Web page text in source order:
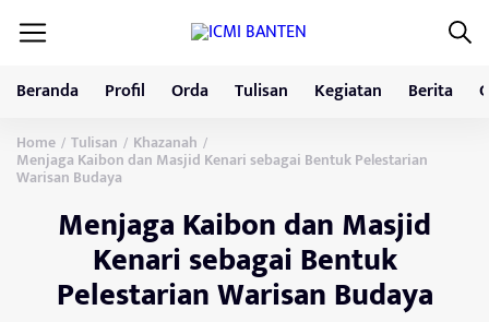
Beranda Profil Orda Tulisan Kegiatan Berita
Home / Tulisan / Khazanah /
Menjaga Kaibon dan Masjid Kenari sebagai Bentuk Pelestarian
Warisan Budaya
Menjaga Kaibon dan Masjid
Kenari sebagai Bentuk
Pelestarian Warisan Budaya